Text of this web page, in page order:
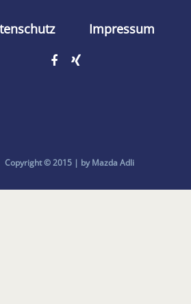
Impressum
Copyright © 2015 | by Mazda Adli